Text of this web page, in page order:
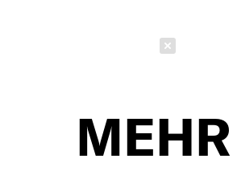
MEHR